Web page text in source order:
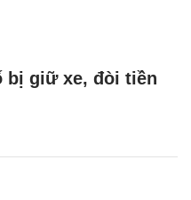
bị giữ xe, đòi tiền